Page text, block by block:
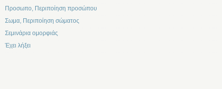
Προσωπο, Περιποίηση προσώπου
Σωμα, Περιποίηση σώματος
Σεμινάρια ομορφιάς
Έχει λήξει